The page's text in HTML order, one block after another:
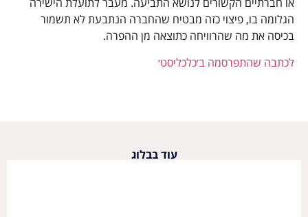
הגלומה בו, פיצוי כזה מבטיח שהחברה הנתבעת לא תשמור
בכיסה את מה שהרוויחה כתוצאה מן ההפרה.
לכתבה שהתפרסמה ב׳כלכליסט׳
עוד בבלוג